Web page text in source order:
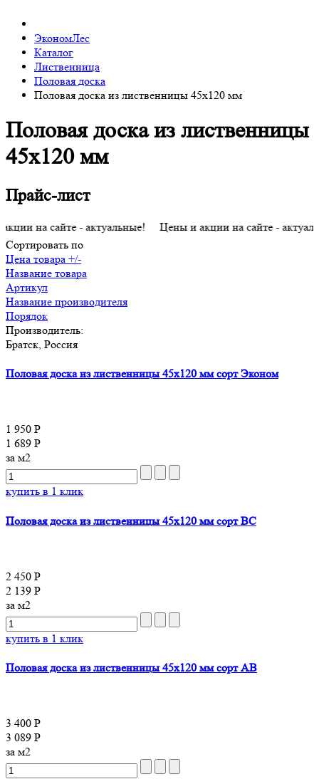
ЭкономЛес
Каталог
Лиственница
Половая доска
Половая доска из лиственницы 45x120 мм
Половая доска из лиственницы
45x120 мм
Прайс-лист
на сайте - актуальные! Цены и акции на сайте -
Сортировать по
Цена товара +/-
Название товара
Артикул
Название производителя
Порядок
Производитель:
Братск, Россия
Половая доска из лиственницы 45x120 мм сорт Эконом
1 950 Р
1 689 Р
за м2
купить в 1 клик
Половая доска из лиственницы 45x120 мм сорт BC
2 450 Р
2 139 Р
за м2
купить в 1 клик
Половая доска из лиственницы 45x120 мм сорт AB
3 400 Р
3 089 Р
за м2